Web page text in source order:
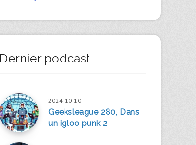
Dernier podcast
2024-10-10
Geeksleague 280, Dans
un igloo punk 2